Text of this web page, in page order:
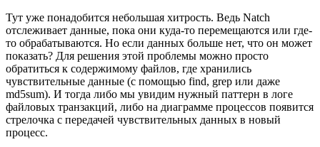
Тут уже понадобится небольшая хитрость. Ведь Natch
отслеживает данные, пока они куда-то перемещаются или где-
то обрабатываются. Но если данных больше нет, что он может
показать? Для решения этой проблемы можно просто
обратиться к содержимому файлов, где хранились
чувствительные данные (с помощью find, grep или даже
md5sum). И тогда либо мы увидим нужный паттерн в логе
файловых транзакций, либо на диаграмме процессов появится
стрелочка с передачей чувствительных данных в новый
процесс.